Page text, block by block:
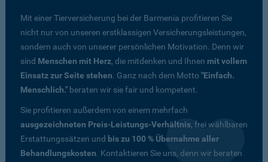
Mit einer Tierversicherung bei der Barmenia profitieren Sie
nicht nur von unseren erstklassigen Versicherungsleistungen,
sondern auch von unserer persönlichen Motivation. Denn wir
sind Menschen mit Herz, die mitdenken und Ihnen mit vollem
Einsatz zur Seite stehen. Ganz nach dem Motto"Einfach.
Menschlich." beraten wir sie fair und kompetent.
Sie profitieren außerdem von einem mehrfach
ausgezeichneten Preis-Leistungs-Verhältnis, frei wählbaren
Erstattungssätzen und bis zu 100 % Übernahme aller
Behandlungskosten. Kontaktieren Sie uns, denn wir beraten